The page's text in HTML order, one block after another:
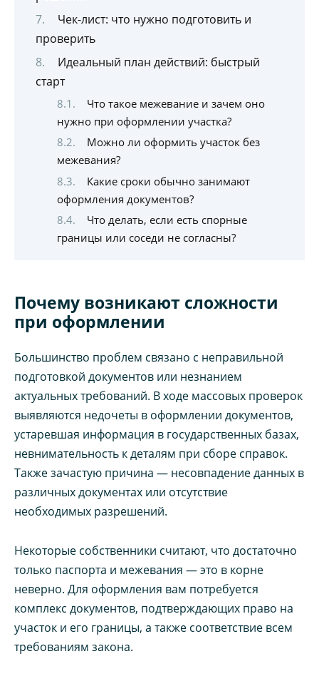
Чек-лист: что нужно подготовить и
проверить
Идеальный план действий: быстрый
старт
Что такое межевание и зачем оно
нужно при оформлении участка?
Можно ли оформить участок без
межевания?
Какие сроки обычно занимают
оформления документов?
Что делать, если есть спорные
границы или соседи не согласны?
Почему возникают сложности
при оформлении
Большинство проблем связано с неправильной
подготовкой документов или незнанием
актуальных требований. В ходе массовых проверок
выявляются недочеты в оформлении документов,
устаревшая информация в государственных базах,
невнимательность к деталям при сборе справок.
Также зачастую причина — несовпадение данных в
различных документах или отсутствие
необходимых разрешений.
Некоторые собственники считают, что достаточно
только паспорта и межевания — это в корне
неверно. Для оформления вам потребуется
комплекс документов, подтверждающих право на
участок и его границы, а также соответствие всем
требованиям закона.